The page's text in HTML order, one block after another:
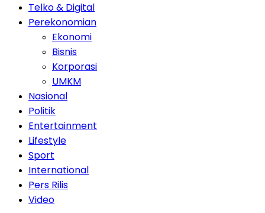
Telko & Digital
Perekonomian
Ekonomi
Bisnis
Korporasi
UMKM
Nasional
Politik
Entertainment
Lifestyle
Sport
International
Pers Rilis
Video